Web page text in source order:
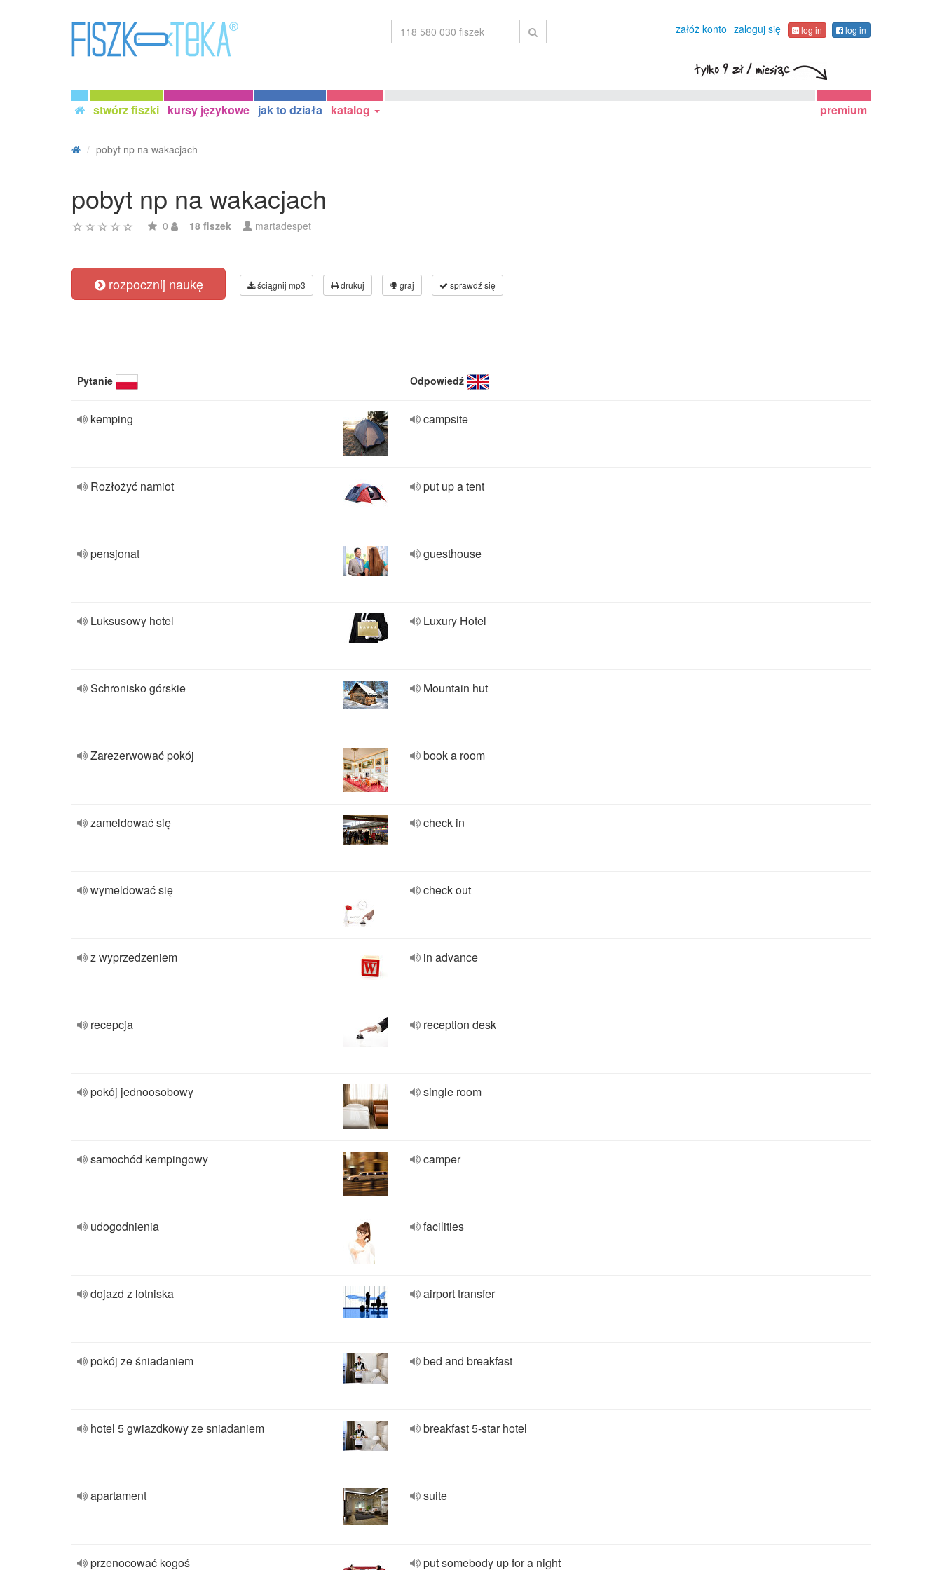
załóż konto zaloguj się log in log in
stwórz fiszki kursy językowe jak to działa katalog premium
pobyt np na wakacjach
pobyt np na wakacjach
0 18 fiszek martadespet
rozpocznij naukę ściągnij mp3 drukuj graj sprawdź się
Pytanie Odpowiedź
kemping campsite
Rozłożyć namiot put up a tent
pensjonat guesthouse
Luksusowy hotel Luxury Hotel
Schronisko górskie Mountain hut
Zarezerwować pokój book a room
zameldować się check in
wymeldować się check out
z wyprzedzeniem in advance
recepcja reception desk
pokój jednoosobowy single room
samochód kempingowy camper
udogodnienia facilities
dojazd z lotniska airport transfer
pokój ze śniadaniem bed and breakfast
hotel 5 gwiazdkowy ze sniadaniem breakfast 5-star hotel
apartament suite
przenocować kogoś put somebody up for a night